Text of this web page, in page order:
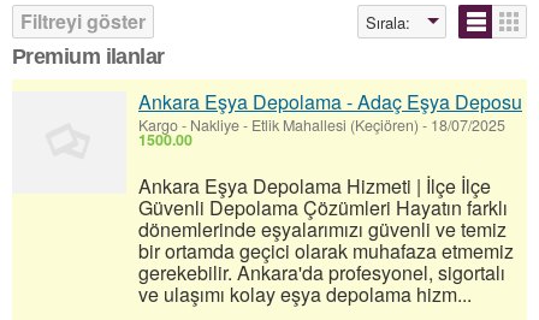
Filtreyi göster
Sırala:
Premium ilanlar
Ankara Eşya Depolama - Adaç Eşya Deposu
Kargo - Nakliye- Etlik Mahallesi (Keçiören) - 18/07/2025
1500.00
Ankara Eşya Depolama Hizmeti | İlçe İlçe
Güvenli Depolama Çözümleri Hayatın farklı
dönemlerinde eşyalarımızı güvenli ve temiz
bir ortamda geçici olarak muhafaza etmemiz
gerekebilir. Ankara'da profesyonel, sigortalı
ve ulaşımı kolay eşya depolama hizm...